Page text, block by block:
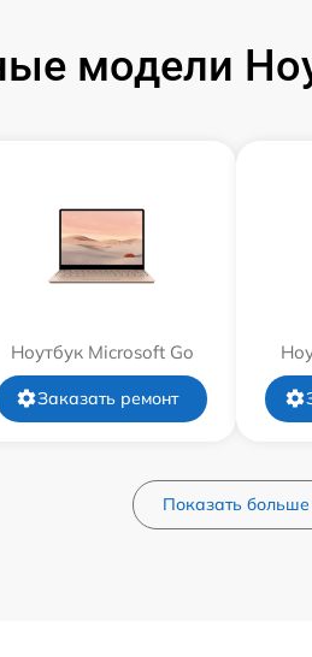
модели
Ноутбук Microsoft Go
Заказать ремонт
Показать больше